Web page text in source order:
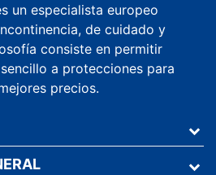
un especialista europeo
de cuidado y
consiste en permitir
a protecciones para
precios.